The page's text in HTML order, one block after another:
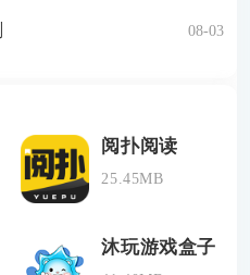
08-03
阅扑阅读
25.45MB
沐玩游戏盒子